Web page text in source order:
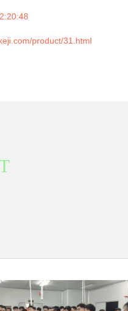
product/31.html